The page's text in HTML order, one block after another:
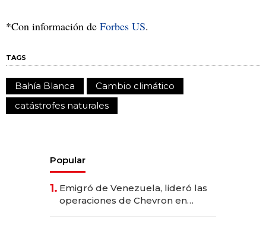
*Con información de Forbes US.
TAGS
Bahía Blanca
Cambio climático
catástrofes naturales
Popular
1. Emigró de Venezuela, lideró las
operaciones de Chevron en